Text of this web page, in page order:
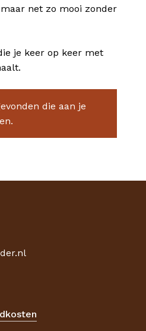
net zo mooi zonder
je keer op keer met
die aan je